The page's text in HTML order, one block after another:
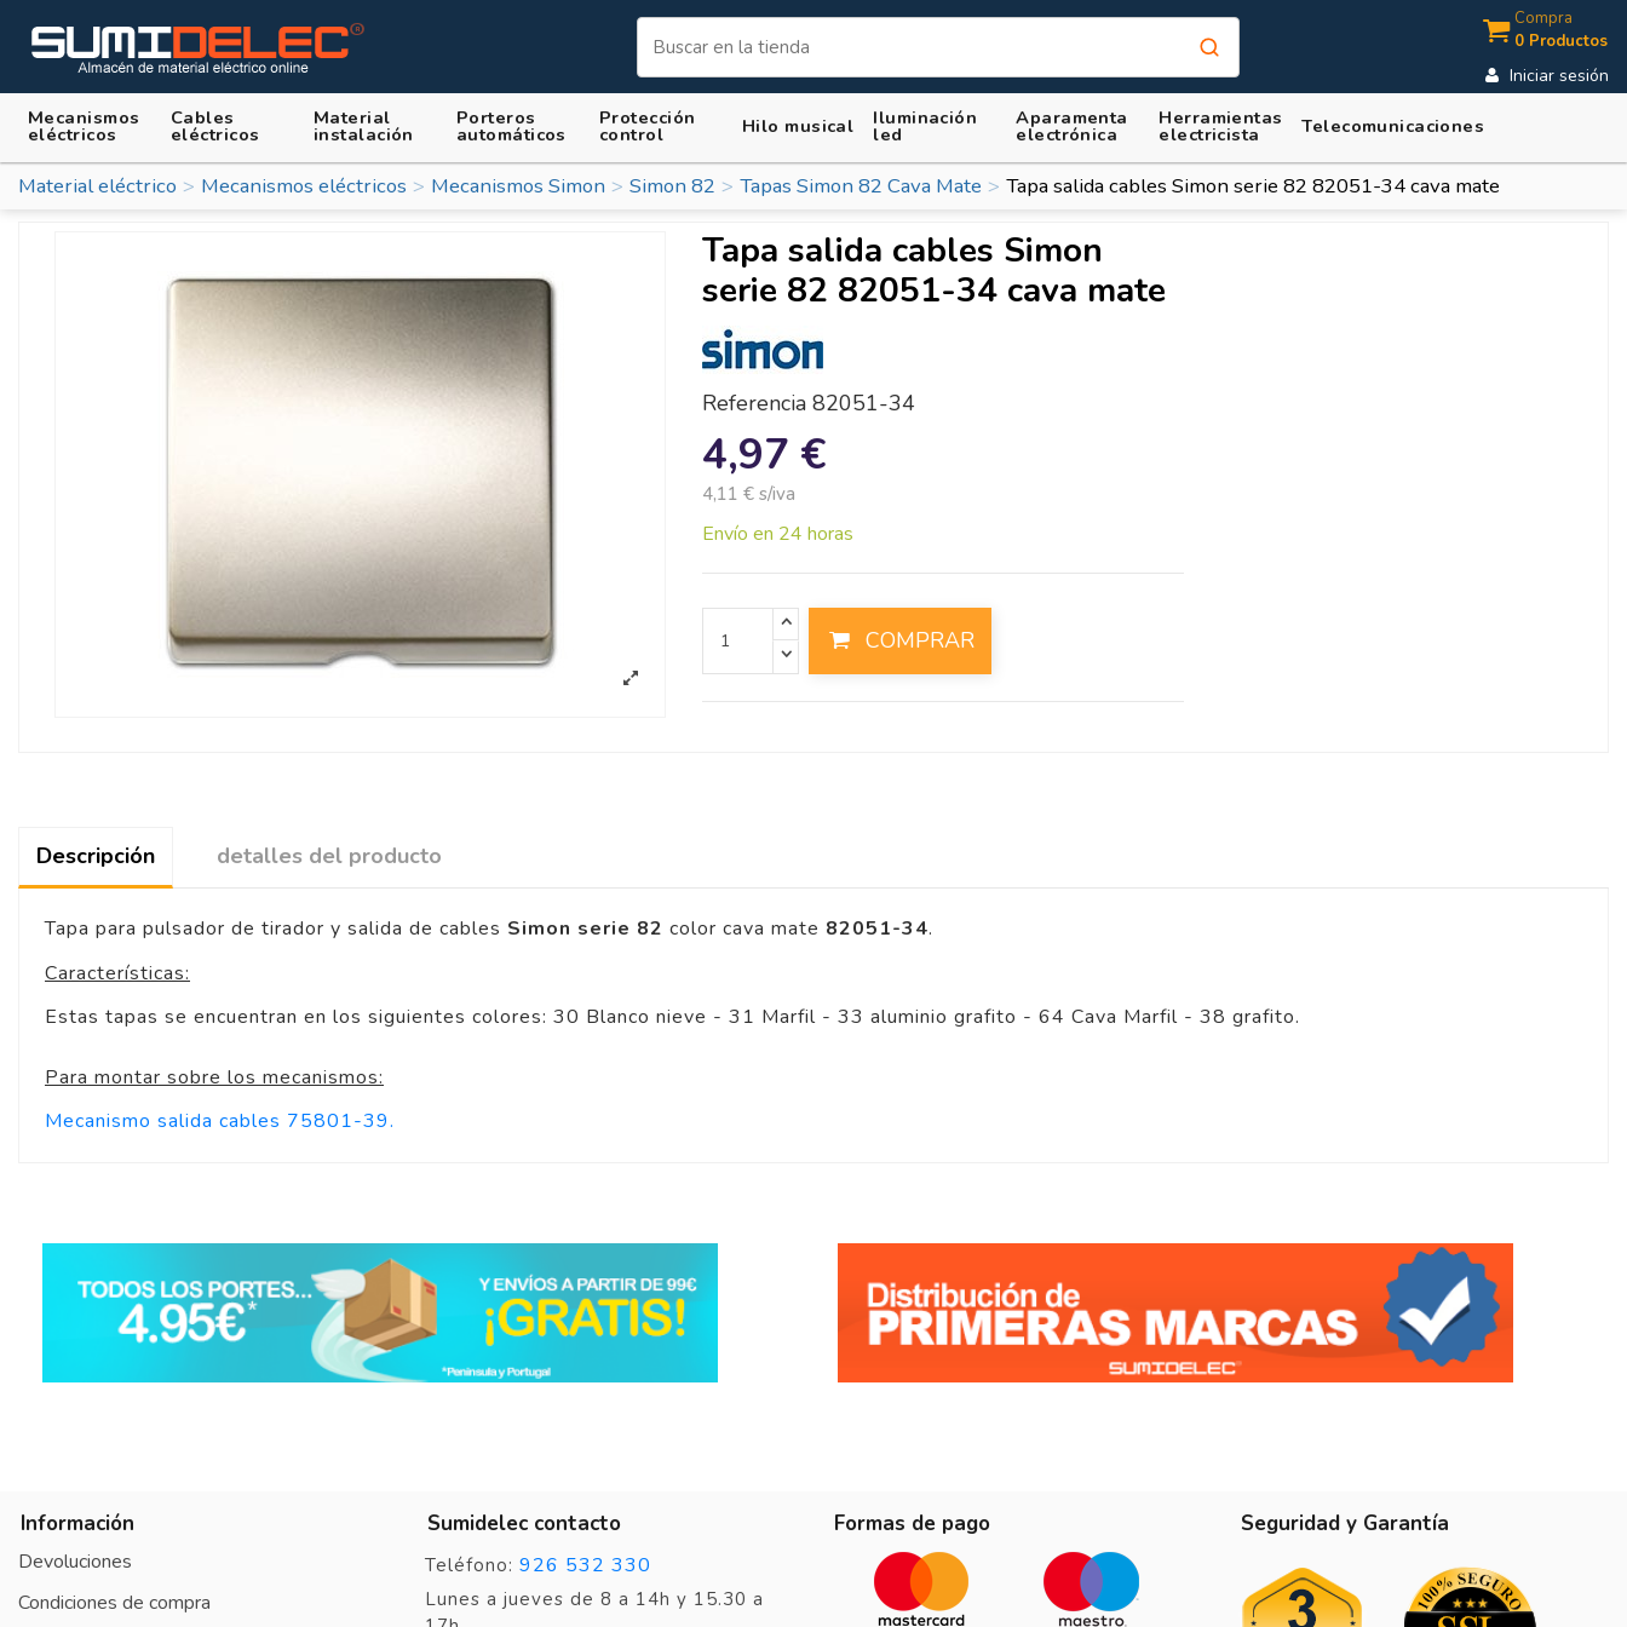
Compra
0 Productos
Iniciar sesión
Mecanismos
eléctricos
Cables
eléctricos
Material
instalación
Porteros
automáticos
Protección
control Hilo musical Iluminación
led
Aparamenta
electrónica
Herramientas
electricista Telecomunicaciones
Material eléctrico Mecanismos eléctricos Mecanismos Simon Simon 82 Tapas Simon 82 Cava Mate Tapa salida cables Simon serie 82 82051-34 cava mate
Tapa salida cables Simon
serie 82 82051-34 cava mate
Referencia 82051-34
4,97 €
4,11 € s/iva
Envío en 24 horas
COMPRAR
Descripción detalles del producto
Tapa para pulsador de tirador y salida de cables Simon serie 82 color cava mate 82051-34.
Características:
Estas tapas se encuentran en los siguientes colores: 30 Blanco nieve - 31 Marfil - 33 aluminio grafito - 64 Cava Marfil - 38 grafito.
Para montar sobre los mecanismos:
Mecanismo salida cables 75801-39.
Información
Devoluciones
Condiciones de compra
Sumidelec contacto
Teléfono: 926 532 330
Lunes a jueves de 8 a 14h y 15.30 a
Formas de pago Seguridad y Garantía